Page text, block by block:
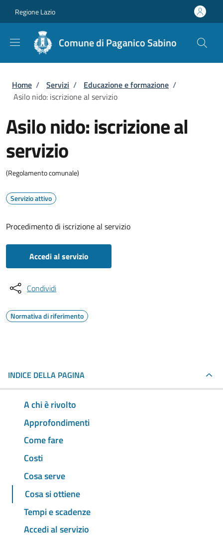
Regione Lazio
Comune di Paganico Sabino
Briciole di pane
Home / Servizi / Educazione e formazione /
Asilo nido: iscrizione al servizio
Asilo nido: iscrizione al
servizio
(Regolamento comunale)
Servizio attivo
Procedimento di iscrizione al servizio
Accedi al servizio
Condividi
Normativa di riferimento
INDICE DELLA PAGINA
A chi è rivolto
Approfondimenti
Come fare
Costi
Cosa serve
Cosa si ottiene
Tempi e scadenze
Accedi al servizio